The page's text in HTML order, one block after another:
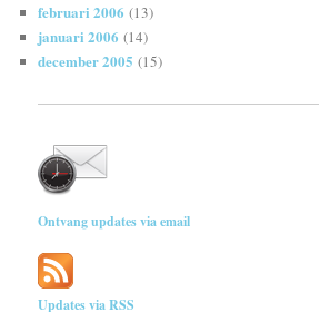
februari 2006 (13)
januari 2006 (14)
december 2005 (15)
Ontvang updates via email
Updates via RSS